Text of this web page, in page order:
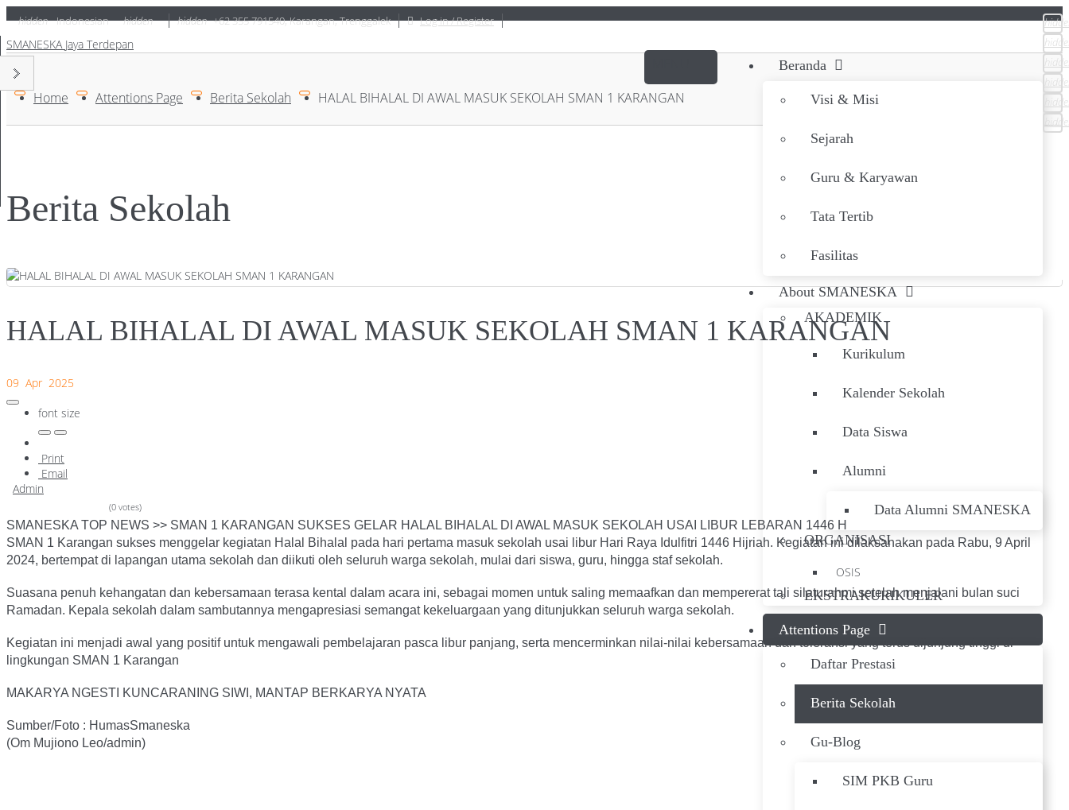
hidden Indonesian hidden hidden +62 355 791540,Karangan, Trenggalek Log in / Register
SMANESKA Jaya Terdepan
Beranda
Visi & Misi
Sejarah
Guru & Karyawan
Tata Tertib
Fasilitas
About SMANESKA
AKADEMIK
Kurikulum
Kalender Sekolah
Data Siswa
Alumni
Data Alumni SMANESKA
ORGANISASI
OSIS
EKSTRAKURIKULER
Attentions Page
Daftar Prestasi
Berita Sekolah
Gu-Blog
SIM PKB Guru
Home Attentions Page Berita Sekolah HALAL BIHALAL DI AWAL MASUK SEKOLAH SMAN 1 KARANGAN
Berita Sekolah
HALAL BIHALAL DI AWAL MASUK SEKOLAH SMAN 1 KARANGAN
09 Apr 2025
font size
Print
Email
Admin
(0 votes)
SMANESKA TOP NEWS >> SMAN 1 KARANGAN SUKSES GELAR HALAL BIHALAL DI AWAL MASUK SEKOLAH USAI LIBUR LEBARAN 1446 H
SMAN 1 Karangan sukses menggelar kegiatan Halal Bihalal pada hari pertama masuk sekolah usai libur Hari Raya Idulfitri 1446 Hijriah. Kegiatan ini dilaksanakan pada Rabu, 9 April
2024, bertempat di lapangan utama sekolah dan diikuti oleh seluruh warga sekolah, mulai dari siswa, guru, hingga staf sekolah.
Suasana penuh kehangatan dan kebersamaan terasa kental dalam acara ini, sebagai momen untuk saling memaafkan dan mempererat tali silaturahmi setelah menjalani bulan suci
Ramadan. Kepala sekolah dalam sambutannya mengapresiasi semangat kekeluargaan yang ditunjukkan seluruh warga sekolah.
Kegiatan ini menjadi awal yang positif untuk mengawali pembelajaran pasca libur panjang, serta mencerminkan nilai-nilai kebersamaan dan toleransi yang terus dijunjung tinggi di
lingkungan SMAN 1 Karangan
MAKARYA NGESTI KUNCARANING SIWI, MANTAP BERKARYA NYATA
Sumber/Foto : HumasSmaneska
(Om Mujiono Leo/admin)